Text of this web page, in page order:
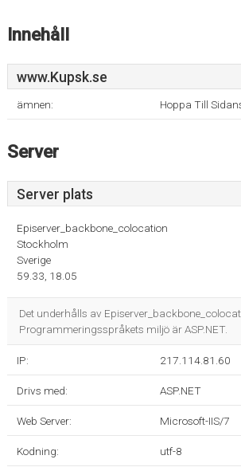
Innehåll
www.Kupsk.se
ämnen: Hoppa Till
Server
Server plats
Episerver_backbone_colocation
Stockholm
Sverige
59.33, 18.05
Det underhålls av
Programmeringsspråkets miljö är ASP.NET.
IP: 217.114.81.60
Drivs med: ASP.NET
Web Server: Microsoft-IIS/7
Kodning: utf-8